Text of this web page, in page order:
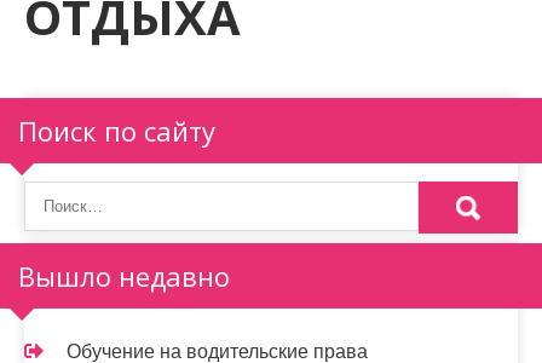
у
ОТДЫХА
Поиск по сайту
Вышло недавно
Обучение на водительские права